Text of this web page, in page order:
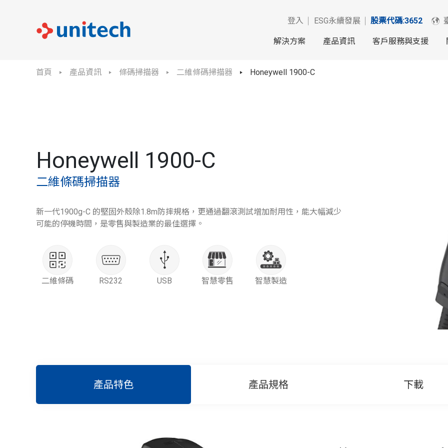
登入 ESG永續發展 股票代碼:3652
解決方案 產品資訊 客戶服務與支援
首頁 產品資訊 條碼掃描器 二維條碼掃描器 Honeywell 1900-C
Honeywell 1900-C
二維條碼掃描器
新一代1900g-C 的堅固外殼除1.8m防摔規格，更通過翻滾測試增加耐用性，能大幅減少
可能的停機時間，是零售與製造業的最佳選擇。
二維條碼 RS232 USB 智慧零售 智慧製造
產品特色 產品規格 下載